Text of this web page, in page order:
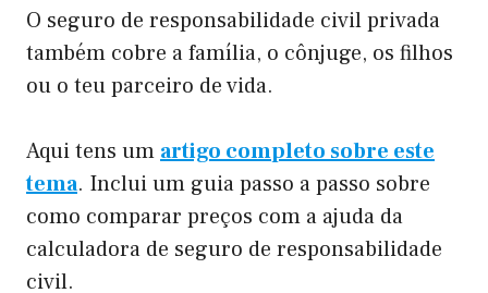
O seguro de responsabilidade civil privada
também cobre a família, o cônjuge, os filhos
ou o teu parceiro de vida.
Aqui tens um artigo completo sobre este
tema. Inclui um guia passo a passo sobre
como comparar preços com a ajuda da
calculadora de seguro de responsabilidade
civil.